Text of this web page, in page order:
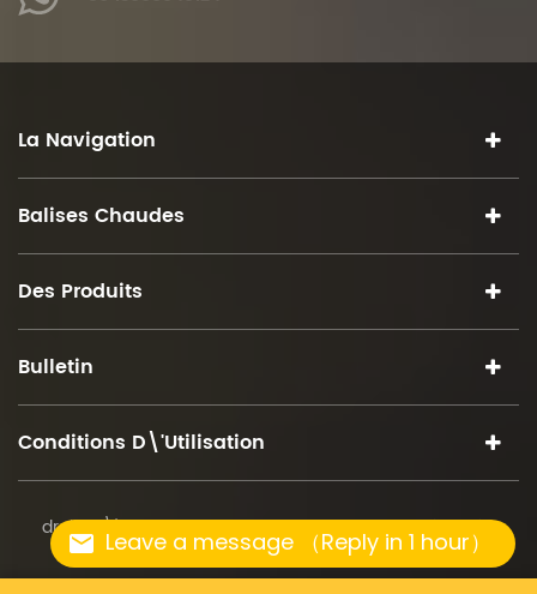
Leave a message （Reply in 1 hour）
La Navigation
Balises Chaudes
Des Produits
Bulletin
Conditions D\'utilisation
droits d\'auteur © 2026 iSuoChem.tous droits réservés.